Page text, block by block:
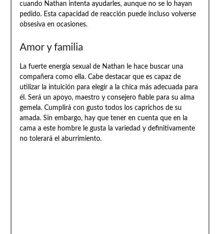
cuando Nathan intenta ayudarles, aunque no se lo hayan
pedido. Esta capacidad de reacción puede incluso volverse
obsesiva en ocasiones.
Amor y familia
La fuerte energía sexual de Nathan le hace buscar una
compañera como ella. Cabe destacar que es capaz de
utilizar la intuición para elegir a la chica más adecuada para
él. Será un apoyo, maestro y consejero fiable para su alma
gemela. Cumplirá con gusto todos los caprichos de su
amada. Sin embargo, hay que tener en cuenta que en la
cama a este hombre le gusta la variedad y definitivamente
no tolerará el aburrimiento.